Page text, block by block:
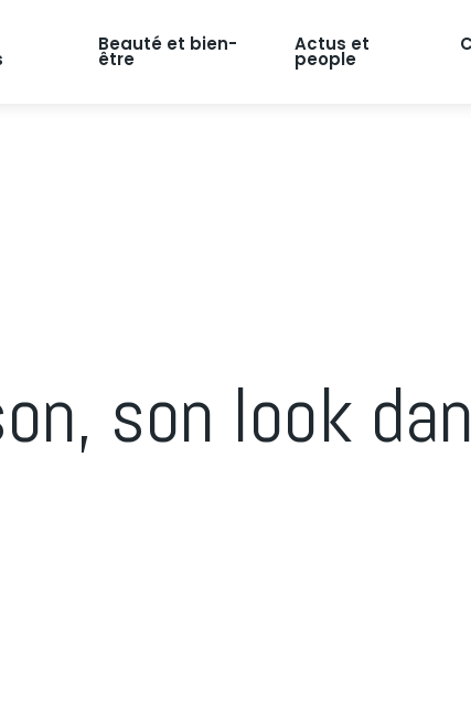
Beauté et bien-
être
Actus et
people
son look